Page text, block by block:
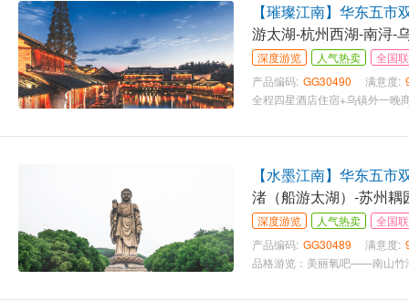
【璀璨江南】华东五
游太湖-杭州西湖-南浔-
深度游览 人气热卖
全国
产品编码: GG30490 满意度:
【水墨江南】华东五
渚（船游太湖）-苏州
深度游览 人气热卖
全国
产品编码: GG30489 满意度: